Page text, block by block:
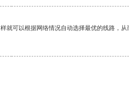
可以根据网络情况自动选择最优的线路，从